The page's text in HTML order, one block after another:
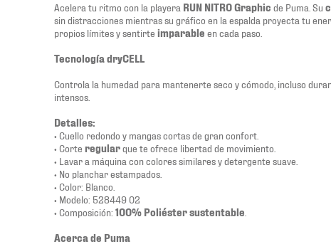
Acelera tu ritmo con la playera RUN NITRO Graphic de Puma. Su
sin distracciones mientras su gráfico en la espalda proyecta tu
propios límites y sentirte imparable en cada paso.
Tecnología dryCELL
Controla la humedad para mantenerte seco y cómodo, incluso
intensos.
Detalles:
• Cuello redondo y mangas cortas de gran confort.
• Corte regularque te ofrece libertad de movimiento.
• Lavar a máquina con colores similares y detergente suave.
• No planchar estampados.
• Color: Blanco.
• Modelo: 528449 02
• Composición: 100% Poliéster sustentable
Acerca de Puma